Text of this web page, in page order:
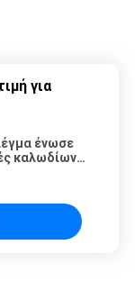
για
ένωσε
καλωδίων,